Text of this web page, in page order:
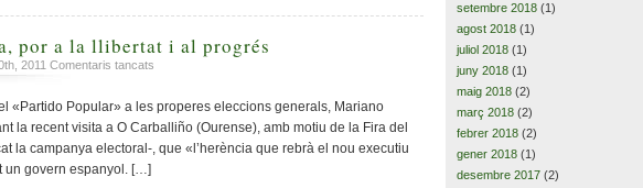
càrregues
repressió
del
155,
presos
por a la llibertat i al progrés
2011 Comentaris tancats
a
l’autonomia,
a
Popular» a les properes eleccions generals, Mariano
la recent visita a O Carballiño (Ourense), amb motiu de la Fira del
la campanya electoral-, que «l’herència que rebrà el nou executiu
un govern espanyol. […]
setembre 2018 (1)
agost 2018 (1)
juliol 2018 (1)
juny 2018 (1)
maig 2018 (2)
març 2018 (2)
febrer 2018 (2)
gener 2018 (1)
desembre 2017 (2)